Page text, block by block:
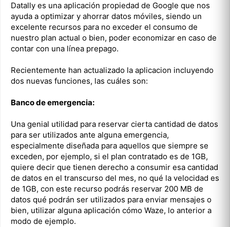
Datally es una aplicación propiedad de Google que nos
ayuda a optimizar y ahorrar datos móviles, siendo un
excelente recursos para no exceder el consumo de
nuestro plan actual o bien, poder economizar en caso de
contar con una línea prepago.
Recientemente han actualizado la aplicacion incluyendo
dos nuevas funciones, las cuáles son:
Banco de emergencia:
Una genial utilidad para reservar cierta cantidad de datos
para ser utilizados ante alguna emergencia,
especialmente diseñada para aquellos que siempre se
exceden, por ejemplo, si el plan contratado es de 1GB,
quiere decir que tienen derecho a consumir esa cantidad
de datos en el transcurso del mes, no qué la velocidad es
de 1GB, con este recurso podrás reservar 200 MB de
datos qué podrán ser utilizados para enviar mensajes o
bien, utilizar alguna aplicación cómo Waze, lo anterior a
modo de ejemplo.